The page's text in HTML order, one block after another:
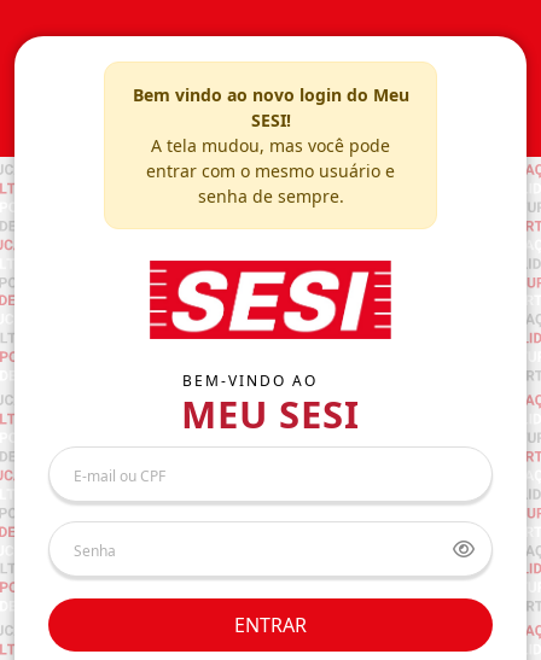
Bem vindo ao novo login do Meu
SESI!
A tela mudou, mas você pode
entrar com o mesmo usuário e
senha de sempre.
BEM-VINDO AO
MEU SESI
ENTRAR